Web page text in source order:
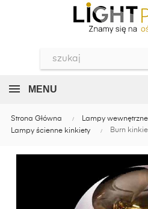
MENU
Strona Główna
Lampy wewnętrzne
Lampy ścienne kinkiety
Burn